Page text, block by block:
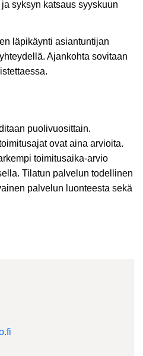
syksyn katsaus syyskuun
läpikäynti asiantuntijan
Ajankohta sovitaan
puolivuosittain.
ovat aina arvioita.
toimitusaika-arvio
Tilatun palvelun todellinen
palvelun luonteesta sekä